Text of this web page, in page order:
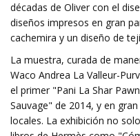
décadas de Oliver con el
diseños impresos en gran
cachemira y un diseño de
La muestra, curada de
Waco Andrea La Valleur-
el primer "Pani La Shar
Sauvage" de 2014, y en
locales. La exhibición no